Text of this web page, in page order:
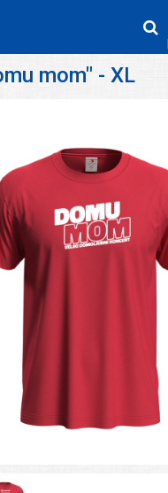
mom" - XL